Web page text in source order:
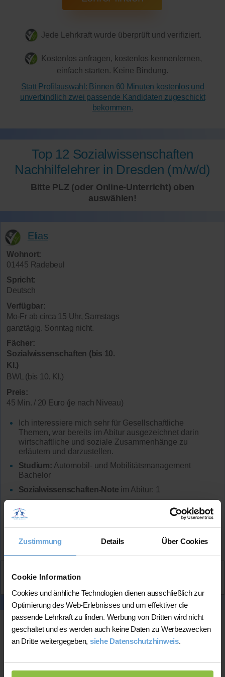
Zustimmung Details Über Cookies
Cookie Information
Cookies und änhliche Technologien dienen ausschließlich zur
Optimierung des Web-Erlebnisses und um effektiver die
passende Lehrkraft zu finden. Werbung von Dritten wird nicht
geschaltet und es werden auch keine Daten zu Werbezwecken
an Dritte weitergegeben, siehe Datenschutzhinweis.
Jede Lehrkraft wurde überprüft und verifiziert.
Kostenlos anfragen, kostenlos kennenlernen,
einfach starten. Keine Bindung.
Statt Profilauswahl: Binnen 60 Minuten kostenlos und
unverbindlich zwei passende Kandidaten zugeschickt
bekommen.
Top 12 Sozialwissenschaften
Nachhilfelehrer in Dresden (m/w/d)
Bitte PLZ (oder Online-Unterricht) oben
auswählen!
Elias
Wohnort:
01445 Radebeul
Spricht:
Deutsch
Verfügbar:
Mo-Fr ab circa 15 Uhr, Samstags
ganztägig. Sonntag nicht.
Fächer:
Sozialwissenschaften (bis 10.
Kl.)
BWL (bis 10. Kl.)
Preis:
45 Min. / 20 Euro (je nach Niveau)
Ich interessiere mich sehr für Gesellschaftliche
Themen, war bereits im Abitur ausgezeichnet darin
wirtschaftliche und soziale Zusammenhänge zu
erläutern und darzustellen.
Studium: Automobil- und Mobilitätsmanagement
Bachelor
Sozialwissenschaften-Note im Abitur: 1
Mehr Infos